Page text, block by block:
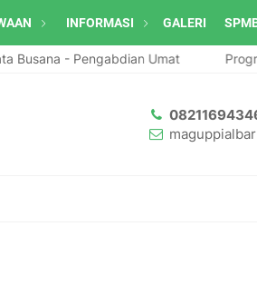
INFORMASI GALERI
- Pengabdian Umat